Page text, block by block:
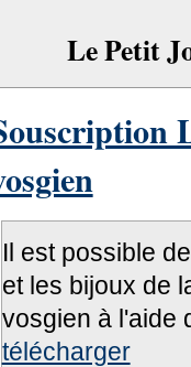
Le Petit
Il est possible
et les bijoux de
vosgien à l'aide
télécharger